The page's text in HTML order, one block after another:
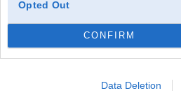
Opted Out
CONFIRM
Data Deletion